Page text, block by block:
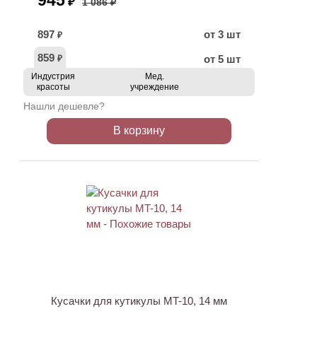
897 ₽
от 3 шт
859 ₽ от 5 шт
Индустрия
красоты
Мед.
учреждение
Нашли дешевле?
В корзину
Кусачки для кутикулы MT-10, 14 мм